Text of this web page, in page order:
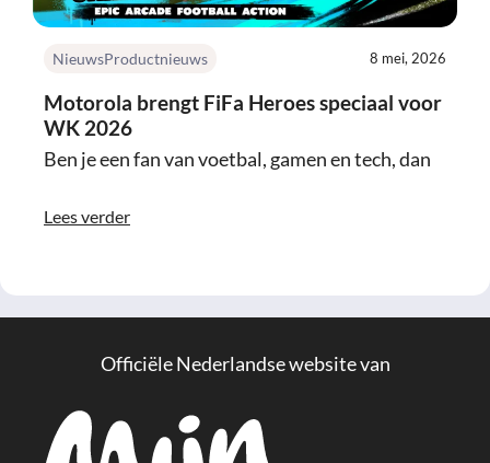
NieuwsProductnieuws 8 mei, 2026
Motorola brengt FiFa Heroes speciaal voor
WK 2026
Ben je een fan van voetbal, gamen en tech, dan
Lees verder
Officiële Nederlandse website van